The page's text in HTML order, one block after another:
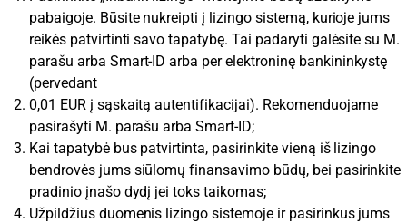
pabaigoje. Būsite nukreipti į lizingo sistemą, kurioje jums
reikės patvirtinti savo tapatybę. Tai padaryti galėsite su M.
parašu arba Smart-ID arba per elektroninę bankininkystę
(pervedant
0,01 EUR į sąskaitą autentifikacijai). Rekomenduojame
pasirašyti M. parašu arba Smart-ID;
Kai tapatybė bus patvirtinta, pasirinkite vieną iš lizingo
bendrovės jums siūlomų finansavimo būdų, bei pasirinkite
pradinio įnašo dydį jei toks taikomas;
Užpildžius duomenis lizingo sistemoje ir pasirinkus jums